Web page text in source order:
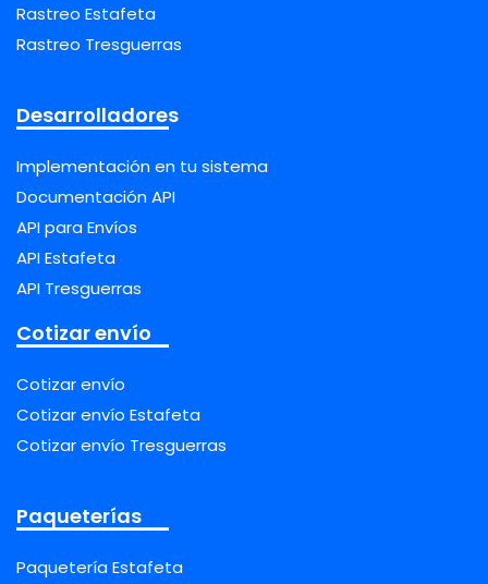
Rastreo Estafeta
Rastreo Tresguerras
Desarrolladores
Implementación en tu sistema
Documentación API
API para Envíos
API Estafeta
API Tresguerras
Cotizar envío
Cotizar envío
Cotizar envío Estafeta
Cotizar envío Tresguerras
Paqueterías
Paquetería Estafeta